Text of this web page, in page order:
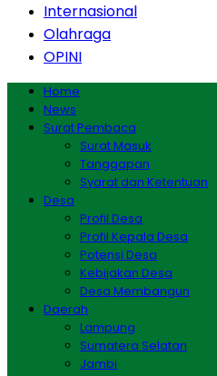
Internasional
Olahraga
OPINI
Home
News
Surat Pembaca
Surat Masuk
Tanggapan
Syarat dan Ketentuan
Desa
Profil Desa
Profil Kepala Desa
Potensi Desa
Kebijakan Desa
Desa Membangun
Daerah
Lampung
Sumatera Selatan
Jambi